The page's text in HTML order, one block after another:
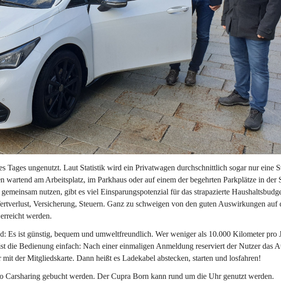
Tages ungenutzt. Laut Statistik wird ein Privatwagen durchschnittlich sogar nur eine
am Arbeitsplatz, im Parkhaus oder auf einem der begehrten Parkplätze in der
nutzen, gibt es viel Einsparungspotenzial für das strapazierte
Versicherung, Steuern. Ganz zu schweigen von den guten Auswirkungen auf
werden.
Es ist günstig, bequem und umweltfreundlich. Wer weniger als 10.000 Kilometer pro
die Bedienung einfach: Nach einer einmaligen Anmeldung reserviert der Nutzer das
der Mitgliedskarte. Dann heißt es Ladekabel abstecken, starten und losfahren!
Carsharing gebucht werden. Der Cupra Born kann rund um die Uhr genutzt werden.